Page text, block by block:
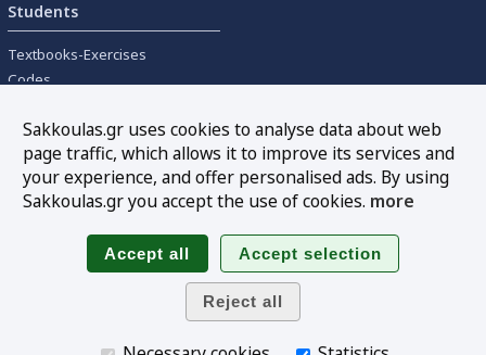
Students
Textbooks-Exercises
Codes
Tools
Online interest calculation
Follow us
Sakkoulas.gr uses cookies to analyse data about web
page traffic, which allows it to improve its services and
your experience, and offer personalised ads. By using
Sakkoulas.gr you accept the use of cookies. more